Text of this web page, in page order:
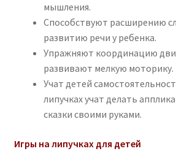
мышления.
Способствуют расширению
развитию речи у ребенка.
Упражняют координацию
развивают мелкую моторику.
Учат детей
липучках учат делать
сказки своими руками.
Игры на липучках для детей